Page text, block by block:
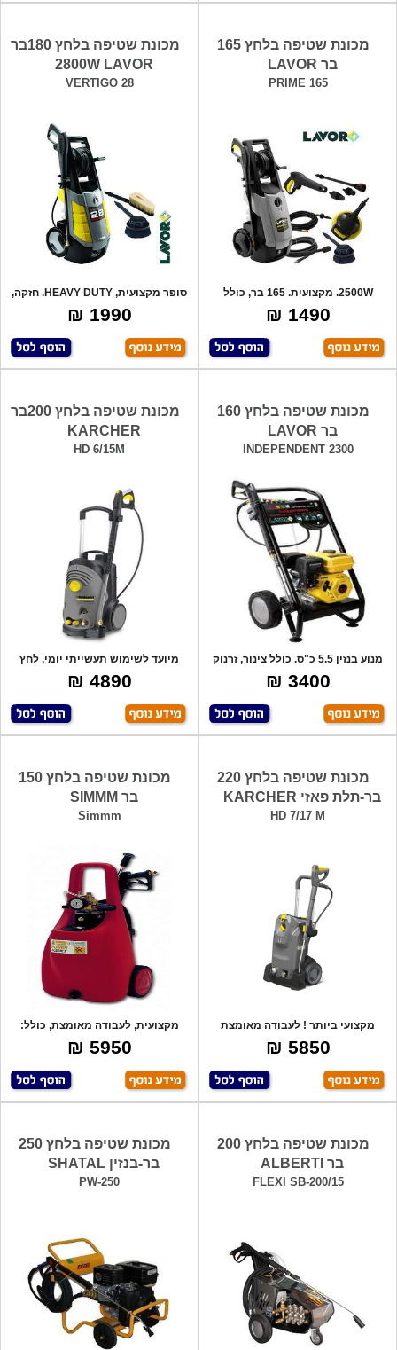
מכונת שטיפה בלחץ 165
בר LAVOR
PRIME 165
2500W. מקצועית. 165 בר, כולל
אביזרים: אק
1490 ₪
מכונת שטיפה בלחץ 180בר
2800W LAVOR
VERTIGO 28
סופר מקצועית, HEAVY DUTY. חזקה,
איכותית
1990 ₪
מכונת שטיפה בלחץ 160
בר LAVOR
INDEPENDENT 2300
מנוע בנזין 5.5 כ"ס. כולל צינור, זרנוק
אל
3400 ₪
מכונת שטיפה בלחץ 200בר
KARCHER
HD 6/15M
מיועד לשימוש תעשייתי יומי, לחץ
עבודה עד
4890 ₪
מכונת שטיפה בלחץ 220
בר-תלת פאזי KARCHER
HD 7/17 M
מקצועי ביותר ! לעבודה מאומצת
מאוד, תוצרת
5850 ₪
מכונת שטיפה בלחץ 150
בר SIMMM
Simmm
מקצועית, לעבודה מאומצת, כולל:
10מטר צינו
5950 ₪
מכונת שטיפה בלחץ 200
בר ALBERTI
FLEXI SB-200/15
מכונת שטיפה בלחץ 250
בר-בנזין SHATAL
PW-250